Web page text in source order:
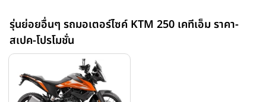
รวบรวมประสบการณ์แรลลี่ของ KTM มาเพื่อให้แน่ใจว่ามันสามารถ
รับมือภูมิประเทศที่ยากลำบากมากขึ้นเล็กน้อย การออกแบบที่โดด
เด่นได้รับแรงบันดาลใจจากรถจักรยานยนต์ rally ของ KTM ที่
ประสบความสำเร็จ แต่แรงบันดาลใจนี้ไม่ได้จำกัดอยู่แค่เพียงการ
ออกแบบเท่านั้น วันที่ยาวนานในทะเลทรายจะสอนให้คุณรู้วิธีการสร้าง
สมดุลระหว่างความสบายและประสิทธิภาพในการเดินทางอันยาวไกล
รุ่นย่อยอื่นๆ รถมอเตอร์ไซค์ KTM 250 เคทีเอ็ม ราคา-
สเปค-โปรโมชั่น